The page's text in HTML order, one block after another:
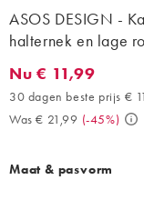
ASOS DESIGN -
halternek en lage
Nu € 11,99. 30
Nu € 11,99
30 dagen beste prijs €
Was € 21,99 (-45%)
Maat & pasvorm